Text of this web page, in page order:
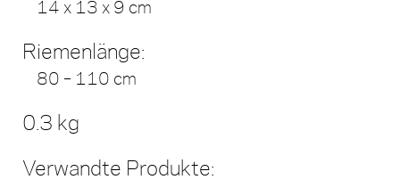
14 x 13 x 9 cm
Riemenlänge:
80 – 110 cm
0.3 kg
Verwandte Produkte: